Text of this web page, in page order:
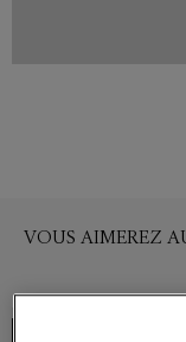
VOUS AIMEREZ